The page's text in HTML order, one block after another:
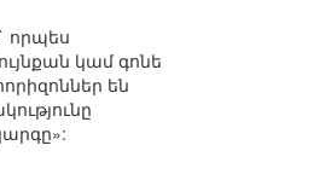
որպես
կամ գոնե
են